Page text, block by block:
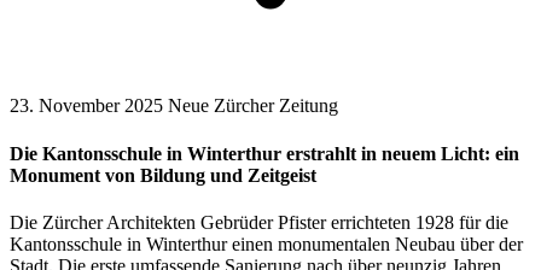
23. November 2025 Neue Zürcher Zeitung
Die Kantonsschule in Winterthur erstrahlt in neuem Licht: ein
Monument von Bildung und Zeitgeist
Die Zürcher Architekten Gebrüder Pfister errichteten 1928 für die
Kantonsschule in Winterthur einen monumentalen Neubau über der
Stadt. Die erste umfassende Sanierung nach über neunzig Jahren